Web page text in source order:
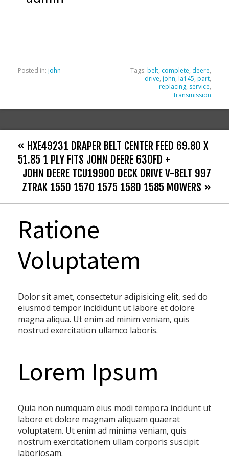
Posted in: john Tags: belt, complete, deere,
drive, john, la145, part,
replacing, service,
transmission
« HXE49231 DRAPER BELT CENTER FEED 69.80 X
51.85 1 PLY FITS JOHN DEERE 630FD +
JOHN DEERE TCU19900 DECK DRIVE V-BELT 997
ZTRAK 1550 1570 1575 1580 1585 MOWERS »
Ratione
Voluptatem
Dolor sit amet, consectetur adipisicing elit, sed do
eiusmod tempor incididunt ut labore et dolore
magna aliqua. Ut enim ad minim veniam, quis
nostrud exercitation ullamco laboris.
Lorem Ipsum
Quia non numquam eius modi tempora incidunt ut
labore et dolore magnam aliquam quaerat
voluptatem. Ut enim ad minima veniam, quis
nostrum exercitationem ullam corporis suscipit
laboriosam.